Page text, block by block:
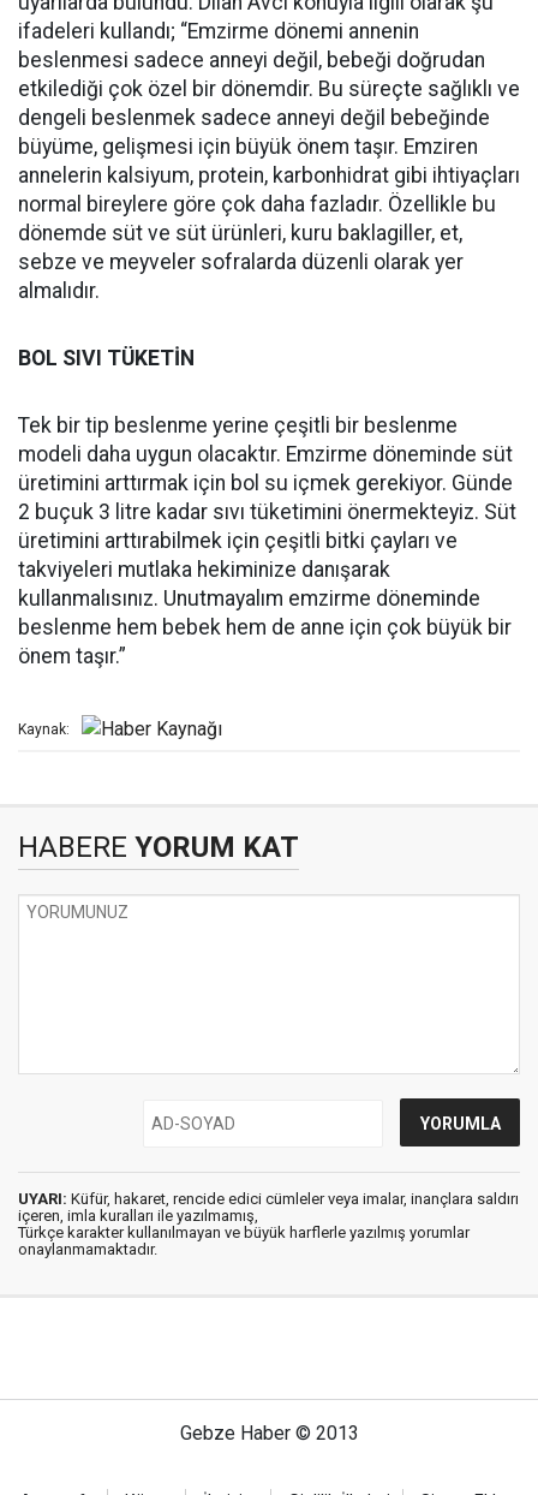
ifadeleri kullandı; “Emzirme dönemi annenin
beslenmesi sadece anneyi değil, bebeği doğrudan
etkilediği çok özel bir dönemdir. Bu süreçte sağlıklı ve
dengeli beslenmek sadece anneyi değil bebeğinde
büyüme, gelişmesi için büyük önem taşır. Emziren
annelerin kalsiyum, protein, karbonhidrat gibi ihtiyaçları
normal bireylere göre çok daha fazladır. Özellikle bu
dönemde süt ve süt ürünleri, kuru baklagiller, et,
sebze ve meyveler sofralarda düzenli olarak yer
almalıdır.
BOL SIVI TÜKETİN
Tek bir tip beslenme yerine çeşitli bir beslenme
modeli daha uygun olacaktır. Emzirme döneminde süt
üretimini arttırmak için bol su içmek gerekiyor. Günde
2 buçuk 3 litre kadar sıvı tüketimini önermekteyiz. Süt
üretimini arttırabilmek için çeşitli bitki çayları ve
takviyeleri mutlaka hekiminize danışarak
kullanmalısınız. Unutmayalım emzirme döneminde
beslenme hem bebek hem de anne için çok büyük bir
önem taşır.”
Kaynak:
HABERE YORUM KAT
UYARI: Küfür, hakaret, rencide edici cümleler veya imalar, inançlara saldırı
içeren, imla kuralları ile yazılmamış,
Türkçe karakter kullanılmayan ve büyük harflerle yazılmış yorumlar
onaylanmamaktadır.
Gebze Haber © 2013